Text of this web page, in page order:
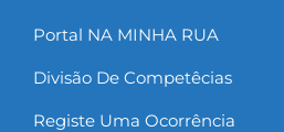
Portal NA MINHA RUA
Divisão De Competêcias
Registe Uma Ocorrência